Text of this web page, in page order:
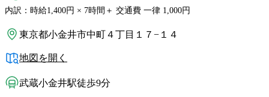
内訳：時給1,400円 × 7時間＋ 交通費 一律 1,000円
東京都小金井市中町４丁目１７−１４
地図を開く
武蔵小金井駅徒歩9分